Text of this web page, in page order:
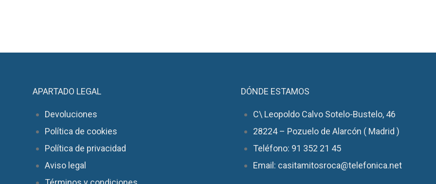
APARTADO LEGAL
Devoluciones
Política de cookies
Política de privacidad
Aviso legal
DÓNDE ESTAMOS
C\ Leopoldo Calvo Sotelo-Bustelo, 46
28224 – Pozuelo de Alarcón ( Madrid )
Teléfono: 91 352 21 45
Email: casitamitosroca@telefonica.net